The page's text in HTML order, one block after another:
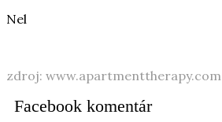
Nel
zdroj: www.apartmenttherapy.com
Facebook komentár